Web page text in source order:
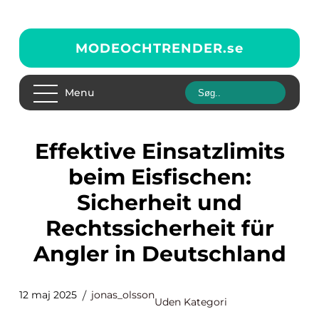
MODEOCHTRENDER.se
Menu
Effektive Einsatzlimits
beim Eisfischen:
Sicherheit und
Rechtssicherheit für
Angler in Deutschland
12 maj 2025 jonas_olsson
Uden Kategori